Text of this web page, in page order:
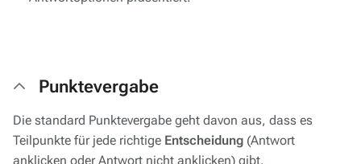
Punktevergabe
Die standard Punktevergabe geht davon aus, dass es
Teilpunkte für jede richtige Entscheidung (Antwort
anklicken oder Antwort nicht anklicken) gibt.